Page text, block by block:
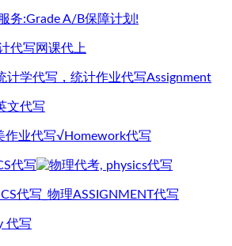
务:Grade A/B保障计划!
计学代写，统计作业代写Assignment
作业代写√Homework代写
代写_物理ASSIGNMENT代写